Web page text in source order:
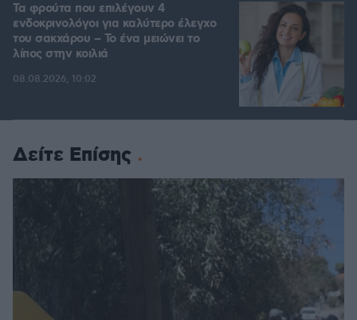
Τα φρούτα που επιλέγουν 4
ενδοκρινολόγοι για καλύτερο έλεγχο
του σακχάρου – Το ένα μειώνει το
λίπος στην κοιλιά
08.08.2026, 10:02
Δείτε Επίσης